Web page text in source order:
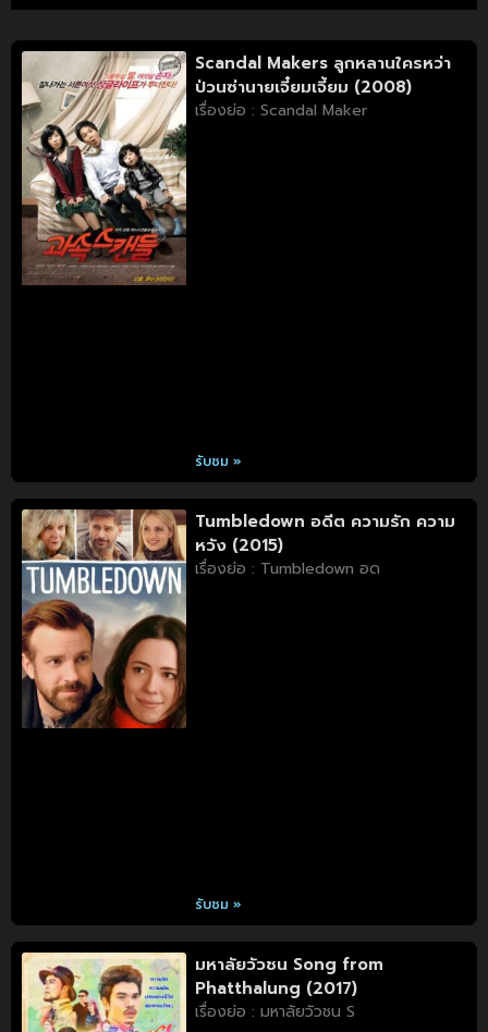
Scandal Makers ลูกหลานใครหว่า
ป่วนซ่านายเจี๋ยมเจี้ยม (2008)
เรื่องย่อ : Scandal Maker
รับชม »
Tumbledown อดีต ความรัก ความ
หวัง (2015)
เรื่องย่อ : Tumbledown อด
รับชม »
มหาลัยวัวชน Song from
Phatthalung (2017)
เรื่องย่อ : มหาลัยวัวชน S